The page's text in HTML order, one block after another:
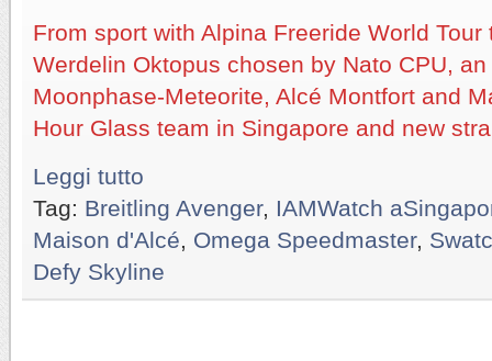
From sport with Alpina Freeride World
Werdelin Oktopus chosen by Nato CPU,
Moonphase-Meteorite, Alcé Montfort and
Hour Glass team in Singapore and new
Leggi tutto
Tag: Breitling Avenger, IAMWatch
Maison d'Alcé
Omega Speedmaster,
Defy Skyline